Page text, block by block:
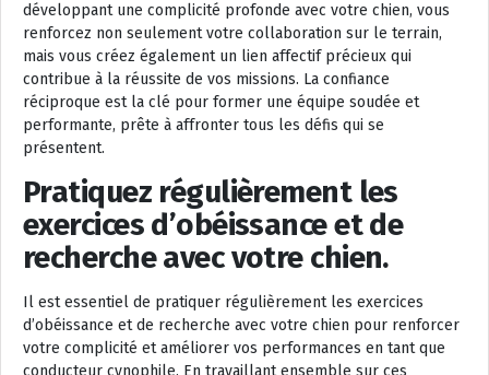
développant une complicité profonde avec votre chien, vous
renforcez non seulement votre collaboration sur le terrain,
mais vous créez également un lien affectif précieux qui
contribue à la réussite de vos missions. La confiance
réciproque est la clé pour former une équipe soudée et
performante, prête à affronter tous les défis qui se
présentent.
Pratiquez régulièrement les
exercices d’obéissance et de
recherche avec votre chien.
Il est essentiel de pratiquer régulièrement les exercices
d’obéissance et de recherche avec votre chien pour renforcer
votre complicité et améliorer vos performances en tant que